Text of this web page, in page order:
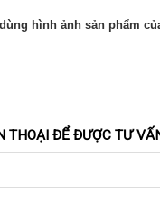
hình ảnh sản phẩm
THOẠI ĐỂ ĐƯỢC TƯ